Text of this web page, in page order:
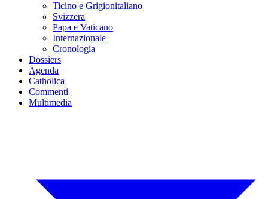
Ticino e Grigionitaliano
Svizzera
Papa e Vaticano
Internazionale
Cronologia
Dossiers
Agenda
Catholica
Commenti
Multimedia